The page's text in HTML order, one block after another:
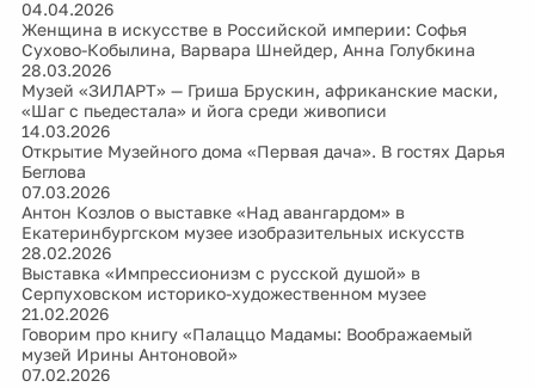
04.04.2026
Женщина в искусстве в Российской империи: Софья
Сухово-Кобылина, Варвара Шнейдер, Анна Голубкина
28.03.2026
Музей «ЗИЛАРТ» — Гриша Брускин, африканские маски,
«Шаг с пьедестала» и йога среди живописи
14.03.2026
Открытие Музейного дома «Первая дача». В гостях Дарья
Беглова
07.03.2026
Антон Козлов о выставке «Над авангардом» в
Екатеринбургском музее изобразительных искусств
28.02.2026
Выставка «Импрессионизм с русской душой» в
Серпуховском историко-художественном музее
21.02.2026
Говорим про книгу «Палаццо Мадамы: Воображаемый
музей Ирины Антоновой»
07.02.2026